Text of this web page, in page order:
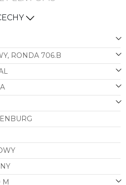
wykończenia.
harmonijną całość.
nadaje zegarkowi
który pasuje zarówno do
stylizacji, jak i
Symbol7037-1to nie tylko
klasy i gustu, który
styl oraz charakter.
z pewnością stanie się
do Twojej garderoby,
styl oraz emanując
każdego dnia. Bądź
Damskim
Hindenburg.
RONDA 706.B
M